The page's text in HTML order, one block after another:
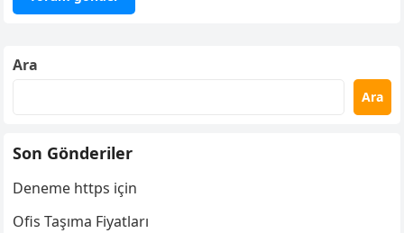
Ara
Ara
Son Gönderiler
Deneme https için
Ofis Taşıma Fiyatları